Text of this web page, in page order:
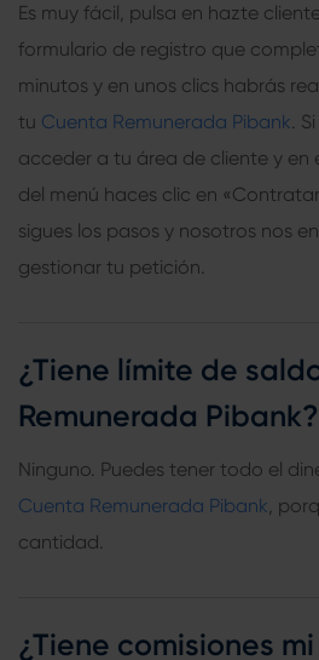
Es muy fácil, pulsa en hazte
formulario de registro que
minutos y en unos clics habrás
tu Cuenta Remunerada Pibank.
acceder a tu área de cliente y en
del menú haces clic en
sigues los pasos y nosotros nos
gestionar tu petición.
¿Tiene límite de
Remunerada Pibank?
Ninguno. Puedes tener todo el
Cuenta Remunerada Pibank,
cantidad.
¿Tiene comisiones